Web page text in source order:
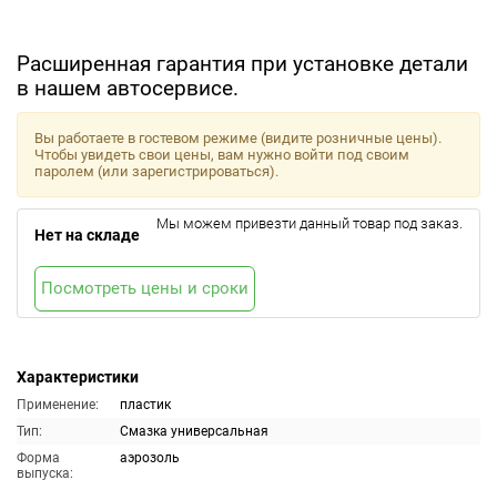
Расширенная гарантия при установке детали
в нашем автосервисе.
Характеристики
Применение:
пластик
Тип:
Смазка универсальная
Форма
выпуска:
аэрозоль
Вы работаете в гостевом режиме (видите розничные цены).
Чтобы увидеть свои цены, вам нужно войти под своим
паролем (или зарегистрироваться).
Нет на складе
Мы можем привезти данный товар под заказ.
Посмотреть цены и сроки